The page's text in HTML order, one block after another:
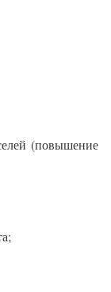
(повышение